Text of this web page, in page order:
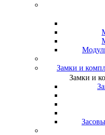
Замки и
Замки и